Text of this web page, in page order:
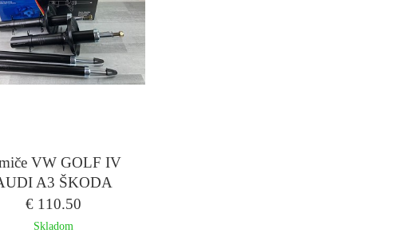
VW GOLF IV
A3 ŠKODA
I - KRAFT
sada
€ 110.50
Skladom